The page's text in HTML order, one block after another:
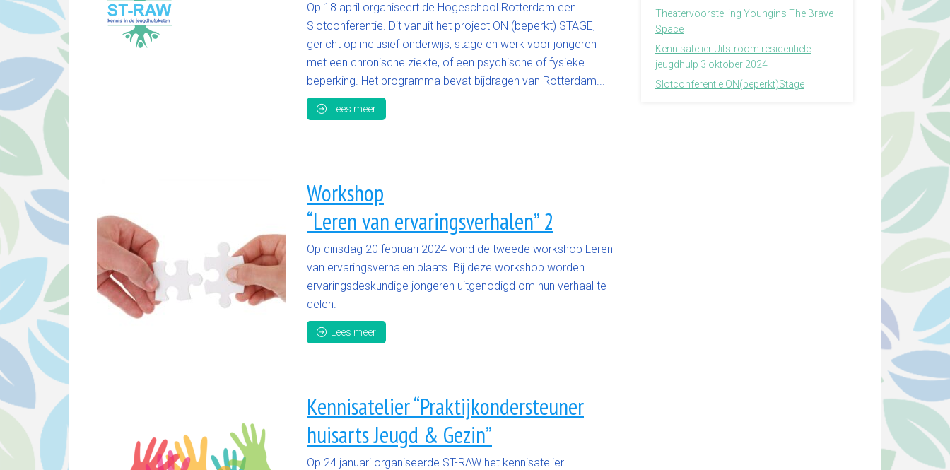
Op 18 april organiseert de Hogeschool Rotterdam een
Slotconferentie. Dit vanuit het project ON (beperkt) STAGE,
gericht op inclusief onderwijs, stage en werk voor jongeren
met een chronische ziekte, of een psychische of fysieke
beperking. Het programma bevat bijdragen van Rotterdam...
Lees meer
Workshop
“Leren van ervaringsverhalen” 2
Op dinsdag 20 februari 2024 vond de tweede workshop Leren
van ervaringsverhalen plaats. Bij deze workshop worden
ervaringsdeskundige jongeren uitgenodigd om hun verhaal te
delen.
Lees meer
Kennisatelier “Praktijkondersteuner
huisarts Jeugd & Gezin”
Op 24 januari organiseerde ST-RAW het kennisatelier
Theatervoorstelling Youngins The Brave
Space
Kennisatelier Uitstroom residentiële
jeugdhulp 3 oktober 2024
Slotconferentie ON(beperkt)Stage